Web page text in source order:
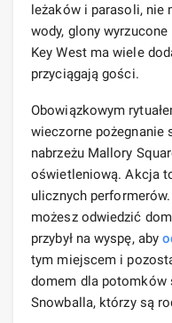
leżaków i parasoli, nie
wody, glony
Key West ma wiele
przyciągają gości.
Obowiązkowym
wieczorne pożegnanie
nabrzeżu Mallory
oświetleniową. Akcja
ulicznych
możesz odwiedzić
przybył na wyspę, aby
tym miejscem i
domem dla
Snowballa, którzy są